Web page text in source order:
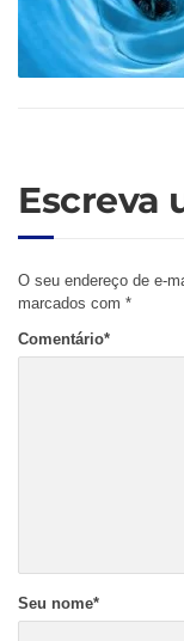
Escreva
O seu endereço de e-
marcados com *
Comentário*
Seu nome*